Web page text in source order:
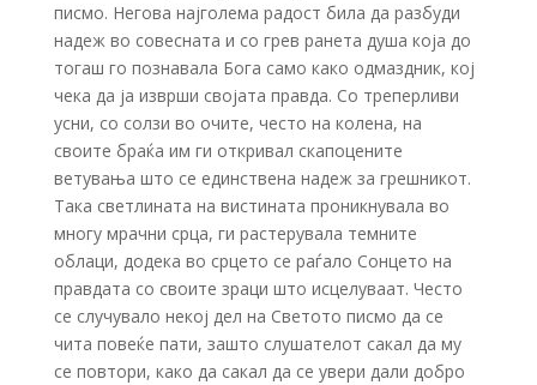
писмо. Негова најголема радост била да разбуди
надеж во совесната и со грев ранета душа која до
тогаш го познавала Бога само како одмаздник, кој
чека да ја изврши својата правда. Со треперливи
усни, со солзи во очите, често на колена, на
своите браќа им ги откривал скапоцените
ветувања што се единствена надеж за грешникот.
Така светлината на вистината проникнувала во
многу мрачни срца, ги растерувала темните
облаци, додека во срцето се раѓало Сонцето на
правдата со своите зраци што исцелуваат. Често
се случувало некој дел на Светото писмо да се
чита повеќе пати, зашто слушателот сакал да му
се повтори, како да сакал да се увери дали добро